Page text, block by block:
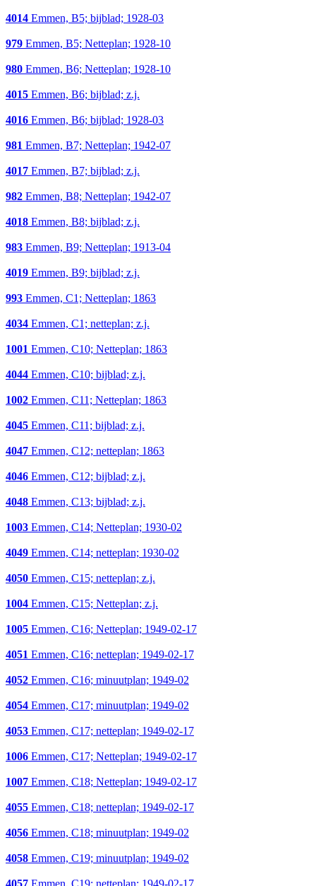
4014 Emmen, B5; bijblad; 1928-03
979 Emmen, B5; Netteplan; 1928-10
980 Emmen, B6; Netteplan; 1928-10
4015 Emmen, B6; bijblad; z.j.
4016 Emmen, B6; bijblad; 1928-03
981 Emmen, B7; Netteplan; 1942-07
4017 Emmen, B7; bijblad; z.j.
982 Emmen, B8; Netteplan; 1942-07
4018 Emmen, B8; bijblad; z.j.
983 Emmen, B9; Netteplan; 1913-04
4019 Emmen, B9; bijblad; z.j.
993 Emmen, C1; Netteplan; 1863
4034 Emmen, C1; netteplan; z.j.
1001 Emmen, C10; Netteplan; 1863
4044 Emmen, C10; bijblad; z.j.
1002 Emmen, C11; Netteplan; 1863
4045 Emmen, C11; bijblad; z.j.
4047 Emmen, C12; netteplan; 1863
4046 Emmen, C12; bijblad; z.j.
4048 Emmen, C13; bijblad; z.j.
1003 Emmen, C14; Netteplan; 1930-02
4049 Emmen, C14; netteplan; 1930-02
4050 Emmen, C15; netteplan; z.j.
1004 Emmen, C15; Netteplan; z.j.
1005 Emmen, C16; Netteplan; 1949-02-17
4051 Emmen, C16; netteplan; 1949-02-17
4052 Emmen, C16; minuutplan; 1949-02
4054 Emmen, C17; minuutplan; 1949-02
4053 Emmen, C17; netteplan; 1949-02-17
1006 Emmen, C17; Netteplan; 1949-02-17
1007 Emmen, C18; Netteplan; 1949-02-17
4055 Emmen, C18; netteplan; 1949-02-17
4056 Emmen, C18; minuutplan; 1949-02
4058 Emmen, C19; minuutplan; 1949-02